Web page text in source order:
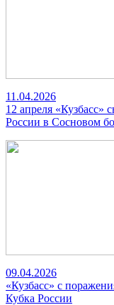
11.04.2026
12 апреля «Кузбасс»
России в Сосновом
09.04.2026
«Кузбасс» с
Кубка России